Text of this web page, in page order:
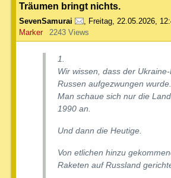
Träumen bringt nichts.
SevenSamurai , Freitag, 22.05.2026,
Marker
2243 Views
1.
Wir wissen, dass der
Russen aufgezwungen wurde.
Man schaue sich nur die
1990 an.
Und dann die Heutige.
Von etlichen hinzu
Raketen auf Russland